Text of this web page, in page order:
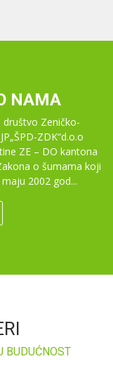
NAMA
društvo Zeničko-
ZDK“d.o.o
ZE – DO kantona
o šumama koji
2002 god...
BUDUĆNOST